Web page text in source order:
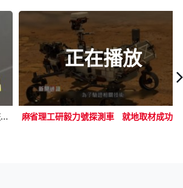
日日有頭條：07年英文虎報變陣應對港交所新規
正在播放
麻省理工研毅力號探測車 就地取材成功造氧 倘建「氧氣工廠」有望火星殖民